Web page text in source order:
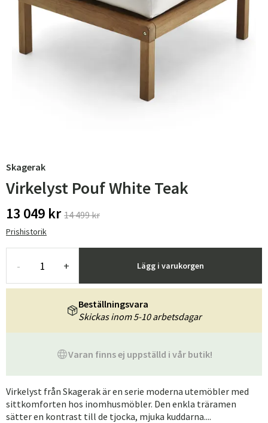
Skagerak
Virkelyst Pouf White Teak
13 049 kr 14 499 kr
Prishistorik
- + Lägg i varukorgen
Varan finns ej uppställd i vår butik!
Beställningsvara
Skickas inom 5-10 arbetsdagar
Virkelyst från Skagerak är en serie moderna utemöbler med
sittkomforten hos inomhusmöbler. Den enkla träramen
sätter en kontrast till de tjocka, mjuka kuddarna....